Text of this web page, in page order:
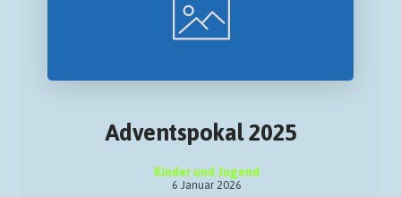
Adventspokal 2025
Kinder und Jugend
6 Januar 2026